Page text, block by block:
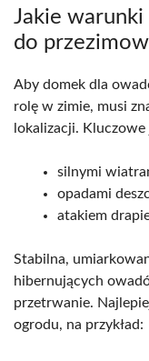
Jakie warunki
do
Aby domek dla
rolę w zimie, musi
lokalizacji.
silnymi
opadami
atakiem
Stabilna,
hibernujących
przetrwanie.
ogrodu, na przykład: